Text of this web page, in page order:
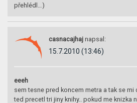
přehlédl…)
casnacajhaj napsal:
15.7.2010 (13:46)
eeeh
sem tesne pred koncem metra a tak se
ted precetl tri jiny knihy.. pokud me knizka